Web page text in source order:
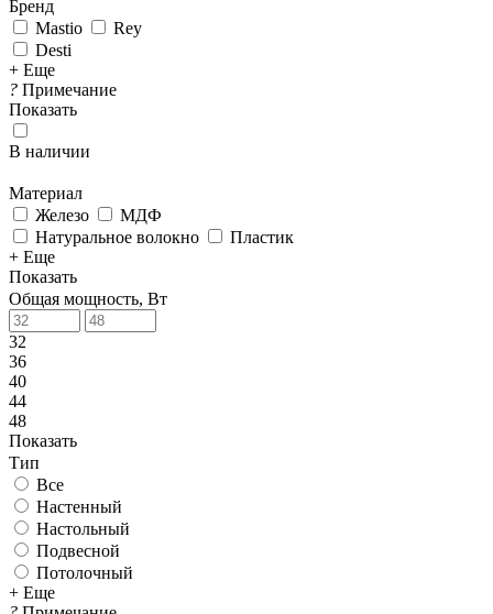
Бренд
Mastio
Rey
Desti
+ Еще
? Примечание
Показать
В наличии
Материал
Железо
МДФ
Натуральное волокно
Пластик
+ Еще
Показать
Общая мощность, Вт
32
36
40
44
48
Показать
Тип
Все
Настенный
Настольный
Подвесной
Потолочный
+ Еще